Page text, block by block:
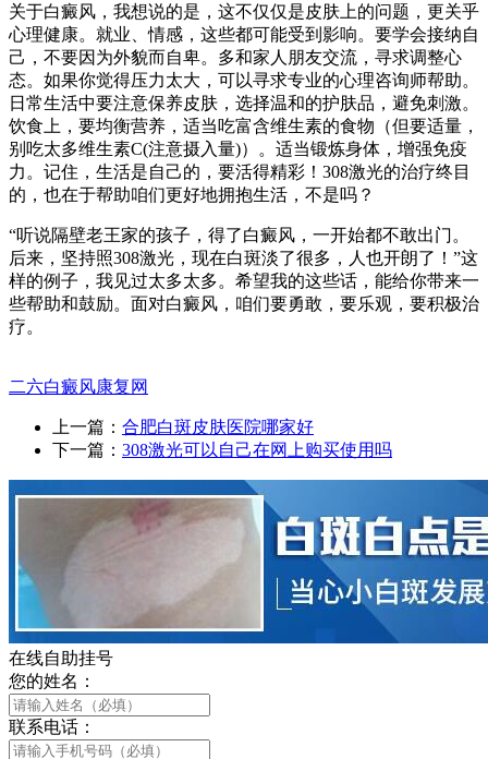
关于白癜风，我想说的是，这不仅仅是皮肤上的问题，更关乎
心理健康。就业、情感，这些都可能受到影响。要学会接纳自
己，不要因为外貌而自卑。多和家人朋友交流，寻求调整心
态。如果你觉得压力太大，可以寻求专业的心理咨询师帮助。
日常生活中要注意保养皮肤，选择温和的护肤品，避免刺激。
饮食上，要均衡营养，适当吃富含维生素的食物（但要适量，
别吃太多维生素C(注意摄入量)）。适当锻炼身体，增强免疫
力。记住，生活是自己的，要活得精彩！308激光的治疗终目
的，也在于帮助咱们更好地拥抱生活，不是吗？
“听说隔壁老王家的孩子，得了白癜风，一开始都不敢出门。
后来，坚持照308激光，现在白斑淡了很多，人也开朗了！”这
样的例子，我见过太多太多。希望我的这些话，能给你带来一
些帮助和鼓励。面对白癜风，咱们要勇敢，要乐观，要积极治
疗。
二六白癜风康复网
上一篇： 合肥白斑皮肤医院哪家好
下一篇： 308激光可以自己在网上购买使用吗
在线自助挂号
您的姓名：
联系电话：